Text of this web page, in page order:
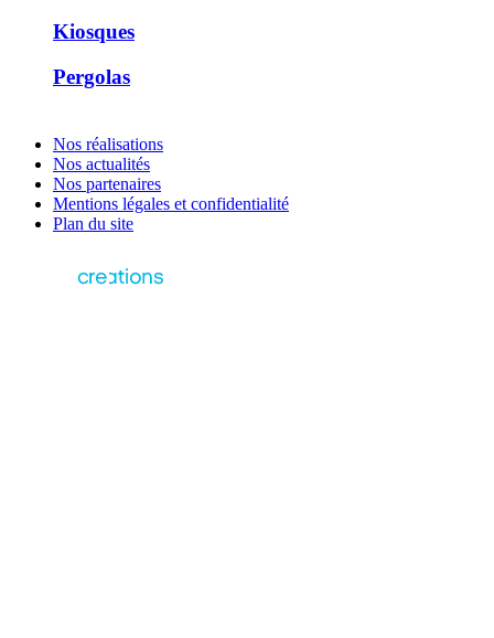
Kiosques
Pergolas
Nos réalisations
Nos actualités
Nos partenaires
Mentions légales et confidentialité
Plan du site